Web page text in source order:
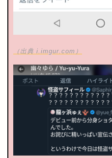
（出典 i.imgur.com）